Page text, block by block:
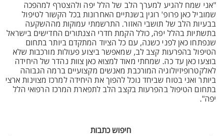
"אני שמח להגיע למערך הלב של הלל יפה ולהצטרף למהפכה
שמוביל כאן פרופ' רוגין בשנתיים האחרונות בכל הקשור לטיפול
בבעיות הלב של תושבי האזור. התרשמתי עמוקות מההשקעה
בתשתיות בהלל יפה, כולל הקמת חדרי הצנתורים החדישים בישראל
שנפתחו כאן לפני כשנה, עם כל הציוד המתקדם ביותר בתחום
הטיפול בהפרעות קצב לב, שמאפשר ביצוע פעולות מורכבות שלא
בוצעו כאן עד כה. שמחתי מאוד למצוא כאן צוות נהדר של היחידה
לאלקטרופיזיולוגיה המורכבת מאנשים מקצועיים ברמה הגבוהה
ביותר ואני בטוח שביחד נוכל להפוך את היחידה למרכז מצוינות ארצי
בתחום הטיפול בהפרעות בקצב הלב לתפארת המרכז הרפואי הלל
יפה".
חיפוש כתבות